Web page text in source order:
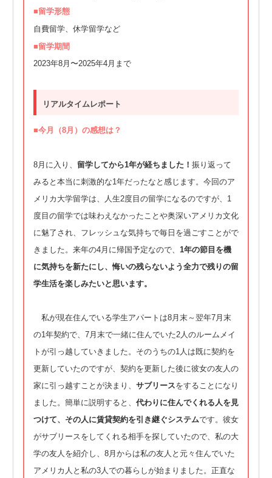
■留学形態
自費留学、休学留学など
■留学期間
2023年8月〜2025年4月まで
リアルタイムレポート
■今月 （8月 ）の感想は？
8月に入り、 留学してから1年が経ちました！ 振り返って
みると本当に刺激的な1年だったなと感じます。今回のア
メリカ大学留学は、人生2度目の留学になるのですが、1
度目の留学では味わえなかったことや奥深いアメリカ文化
に魅了され、フレッシュな気持ちで毎日を過ごすことがで
きました。来年の4月に帰国予定なので、 1年の節目を機
に気持ちを新たにし、悔いの残らないよう全力で残りの留
学生活を楽しみたいと思います。
私が現在住んでいる学生アパートは8月末～翌年7月末
の1年契約で、7月末で一緒に住んでいた2人のルームメイ
トが引っ越していきました。そのうちの1人は既に契約を
更新していたのですが、契約を更新した後に彼女の友人の
家に引っ越すことが決まり、 サブリースをすることになり
ました。簡単に説明すると、 代わりに住んでくれる人を見
つけて、その人に賃貸契約を引き継ぐシステムです。彼女
がサブリースをしてくれる相手を探していたので、私の大
学の友人を紹介し、8月からは私の友人と元々住んでいた
アメリカ人と私の3人での暮らしが始まりました。正直な